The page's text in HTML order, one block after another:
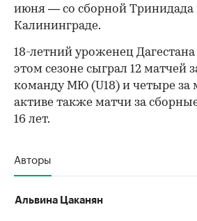
00:00 /
июня — со сборной Тринидада
Калининграде.
18-летний уроженец
этом сезоне сыграл 12 матчей
команду МЮ (U18) и четыре за
активе также матчи за
16 лет.
Авторы
Альвина Цаканян